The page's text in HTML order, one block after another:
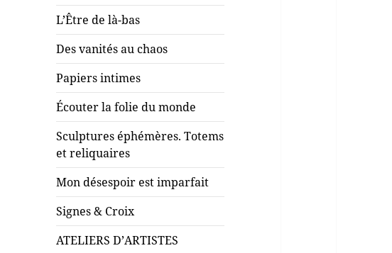
L’Être de là-bas
Des vanités au chaos
Papiers intimes
Écouter la folie du monde
Sculptures éphémères. Totems
et reliquaires
Mon désespoir est imparfait
Signes & Croix
ATELIERS D’ARTISTES